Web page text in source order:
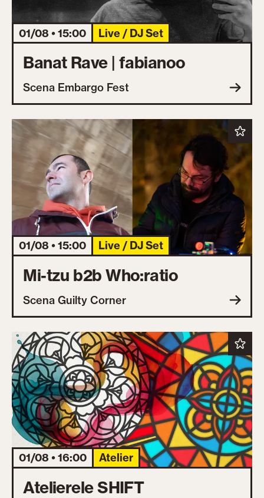
01/08 • 15:00 Live / DJ Set
Banat Rave | fabianoo
Scena Embargo Fest
01/08 • 15:00 Live / DJ Set
Mi-tzu b2b Who:ratio
Scena Guilty Corner
01/08 • 16:00 Atelier
Atelierele SHIFT